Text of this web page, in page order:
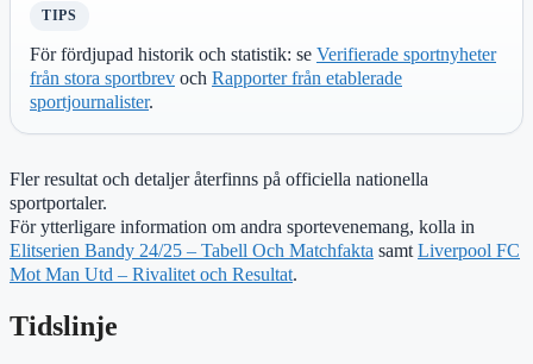
TIPS
För fördjupad historik och statistik: se Verifierade sportnyheter
från stora sportbrev och Rapporter från etablerade
sportjournalister.
Fler resultat och detaljer återfinns på officiella nationella
sportportaler.
För ytterligare information om andra sportevenemang, kolla in
Elitserien Bandy 24/25 – Tabell Och Matchfakta samtLiverpool FC
Mot Man Utd – Rivalitet och Resultat.
Tidslinje